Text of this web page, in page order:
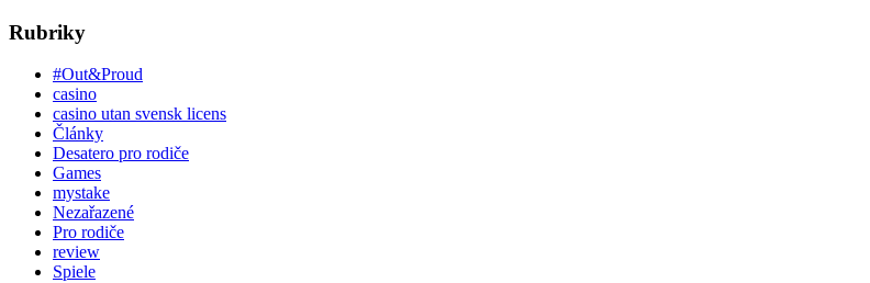
Rubriky
#Out&Proud
casino
casino utan svensk licens
Články
Desatero pro rodiče
Games
mystake
Nezařazené
Pro rodiče
review
Spiele